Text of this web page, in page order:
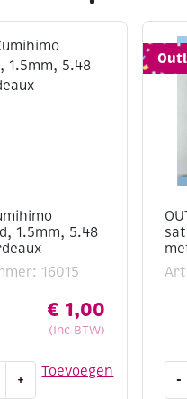
1.5mm, 5.48
16015
€ 1,00
(Inc BTW)
Toevoegen
+ -